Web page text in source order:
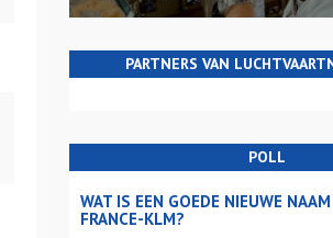
PARTNERS VAN
POLL
WAT IS EEN GOEDE NIEUWE
FRANCE-KLM?